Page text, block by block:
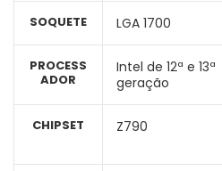
SOQUETE
PROCESS
ADOR
CHIPSET
LGA 1700
Intel de 12ª e 13ª
geração
Z790